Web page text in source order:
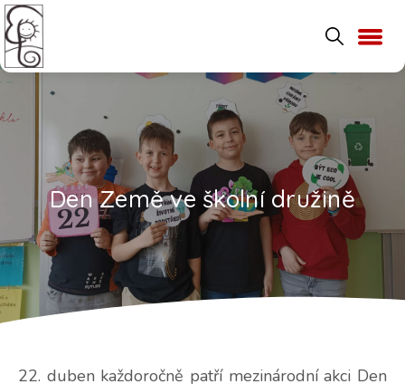
Den Země ve školní družině
22. duben každoročně patří mezinárodní akci Den